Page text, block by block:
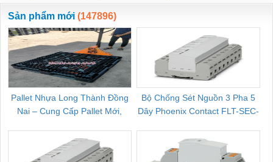
ewara
CHUA CHAY
Sản phẩm mới (147896)
Pallet Nhựa Long Thành Đồng
Nai – Cung Cấp Pallet Mới,
Bộ Chống Sét Nguồn 3 Pha 5
Dây Phoenix Contact FLT-SEC-